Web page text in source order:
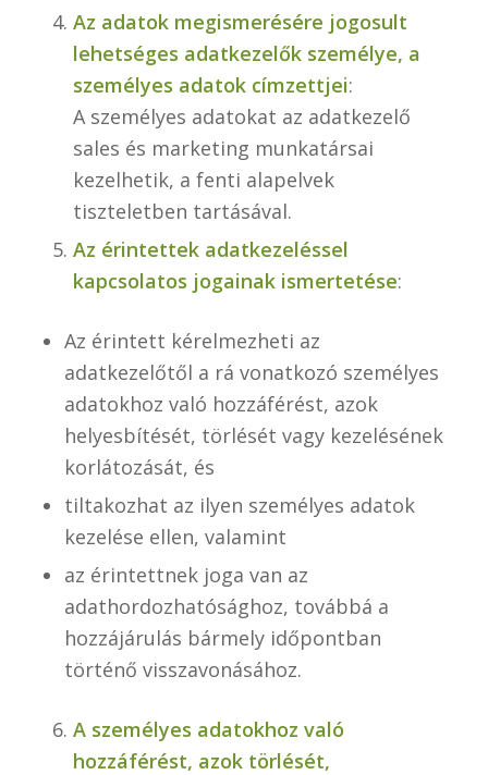
Az adatok megismerésére jogosult
lehetséges adatkezelők személye, a
személyes adatok címzettjei:
A személyes adatokat az adatkezelő
sales és marketing munkatársai
kezelhetik, a fenti alapelvek
tiszteletben tartásával.
Az érintettek adatkezeléssel
kapcsolatos jogainak ismertetése:
Az érintett kérelmezheti az
adatkezelőtől a rá vonatkozó személyes
adatokhoz való hozzáférést, azok
helyesbítését, törlését vagy kezelésének
korlátozását, és
tiltakozhat az ilyen személyes adatok
kezelése ellen, valamint
az érintettnek joga van az
adathordozhatósághoz, továbbá a
hozzájárulás bármely időpontban
történő visszavonásához.
A személyes adatokhoz való
hozzáférést, azok törlését,